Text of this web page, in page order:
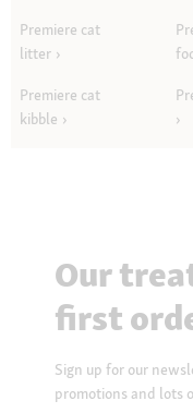
Premiere cat
litter
Premiere cat
kibble
Our
first
Sign up for our
promotions and lots